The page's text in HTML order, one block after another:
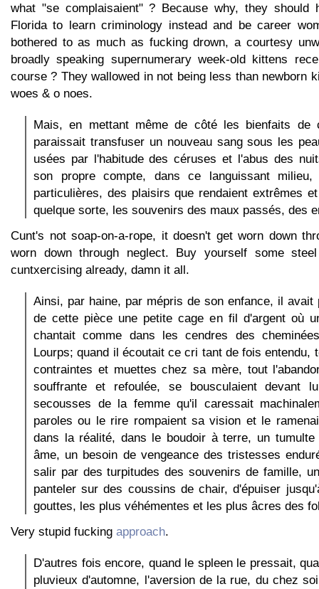
what "se complaisaient" ? Because why, they should
Florida to learn criminology instead and be career
bothered to as much as fucking drown, a courtesy
broadly speaking supernumerary week-old kittens
course ? They wallowed in not being less than newborn
woes & o noes.
Mais, en mettant même de côté les bienfaits de
paraissait transfuser un nouveau sang sous les
usées par l'habitude des céruses et l'abus des
son propre compte, dans ce languissant milieu,
particulières, des plaisirs que rendaient extrêmes
quelque sorte, les souvenirs des maux passés, des
Cunt's not soap-on-a-rope, it doesn't get worn down
worn down through neglect. Buy yourself some
cuntxercising already, damn it all.
Ainsi, par haine, par mépris de son enfance, il avait
de cette pièce une petite cage en fil d'argent où
chantait comme dans les cendres des
Lourps; quand il écoutait ce cri tant de fois entendu,
contraintes et muettes chez sa mère, tout
souffrante et refoulée, se bousculaient devant
secousses de la femme qu'il caressait
paroles ou le rire rompaient sa vision et le
dans la réalité, dans le boudoir à terre, un
âme, un besoin de vengeance des tristesses
salir par des turpitudes des souvenirs de famille,
panteler sur des coussins de chair, d'épuiser
gouttes, les plus véhémentes et les plus âcres des
Very stupid fucking approach.
D'autres fois encore, quand le spleen le pressait,
pluvieux d'automne, l'aversion de la rue, du chez